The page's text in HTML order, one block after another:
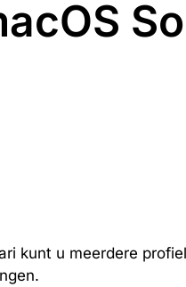
kunt u meerdere